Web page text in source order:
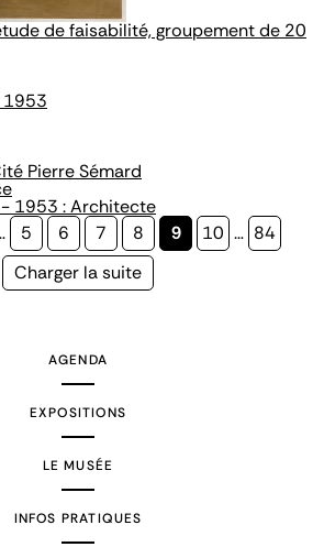
de faisabilité, groupement de 20
1953
Pierre Sémard
- 1953 : Architecte
Page
5 Page
6 Page
7 Page
8
Page
9 Page
10 … Page
84
Page
Charger la suite
AGENDA
EXPOSITIONS
LE MUSÉE
INFOS PRATIQUES